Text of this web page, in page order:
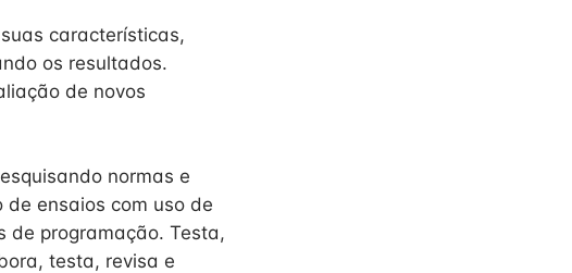
características,
os resultados.
de novos
normas e
ensaios com uso de
de programação. Testa,
testa, revisa e